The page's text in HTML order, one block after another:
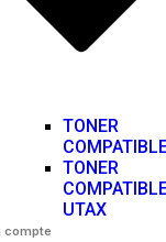
TONER
TONER
UTAX
compte